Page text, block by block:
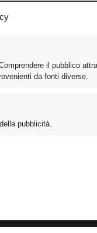
il pubblico
da fonti diverse.
pubblicità.